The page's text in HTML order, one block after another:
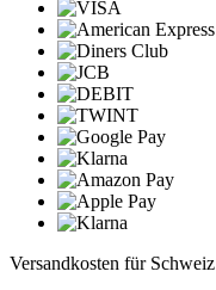
Versandkosten für Schweiz